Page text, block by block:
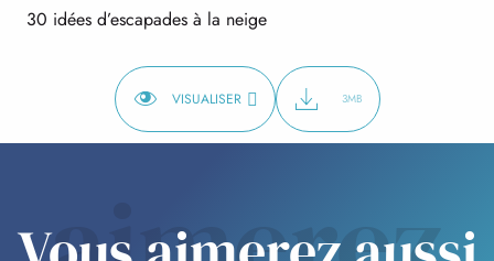
30 idées d’escapades à la neige
VISUALISER 3MB